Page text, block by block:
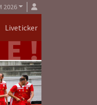
2026
Liveticker